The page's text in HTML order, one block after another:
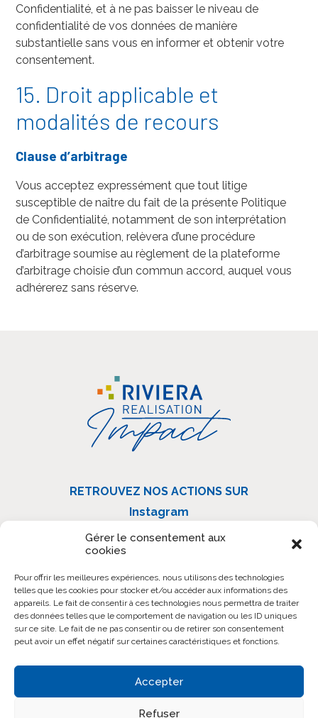
Gérer le consentement aux
cookies
Pour offrir les meilleures expériences, nous utilisons des technologies
telles que les cookies pour stocker et/ou accéder aux informations des
appareils. Le fait de consentir à ces technologies nous permettra de traiter
des données telles que le comportement de navigation ou les ID uniques
sur ce site. Le fait de ne pas consentir ou de retirer son consentement
peut avoir un effet négatif sur certaines caractéristiques et fonctions.
Accepter
Refuser
Confidentialité, et à ne pas baisser le niveau de
confidentialité de vos données de manière
substantielle sans vous en informer et obtenir votre
consentement.
15. Droit applicable et
modalités de recours
Clause d’arbitrage
Vous acceptez expressément que tout litige
susceptible de naître du fait de la présente Politique
de Confidentialité, notamment de son interprétation
ou de son exécution, relèvera d’une procédure
d’arbitrage soumise au règlement de la plateforme
d’arbitrage choisie d’un commun accord, auquel vous
adhérerez sans réserve.
RETROUVEZ NOS ACTIONS SUR
Instagram
Linkedin
IMPACT RIVIERA RÉALISATION
136 Boulevard des Jardiniers
06200 Nice